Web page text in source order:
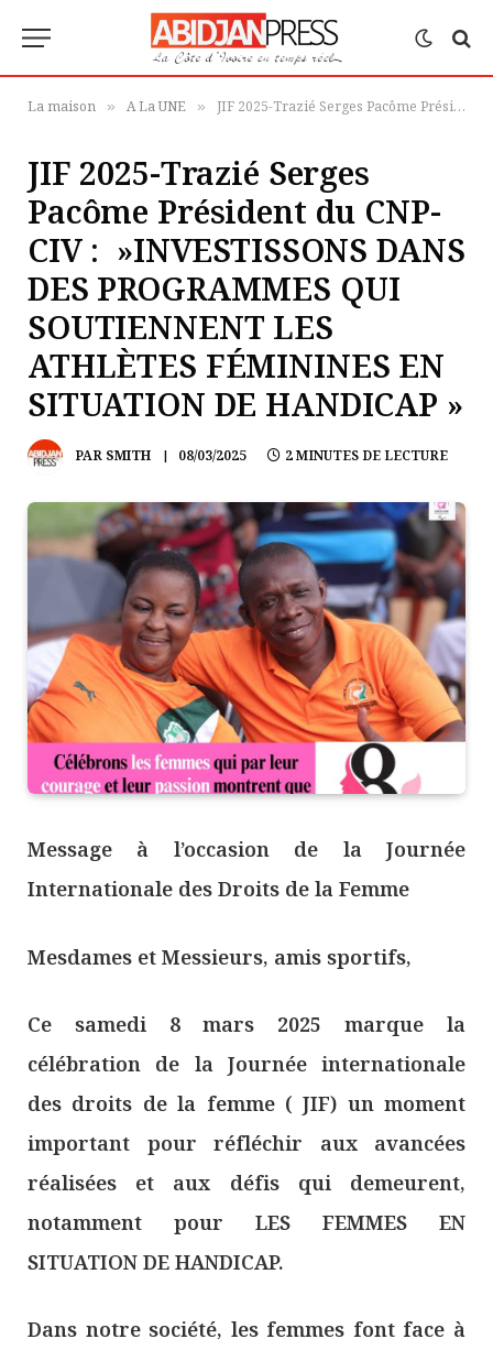
La maison » A La UNE » JIF 2025-Trazié Serges Pacôme Président du CNP-CIV : »INVESTISSONS DANS DES PROGRAMMES QUI SOUTIENNENT LES ATHLÈTES FÉMININES EN SITUATION DE HANDICAP »
JIF 2025-Trazié Serges
Pacôme Président du CNP-
CIV : »INVESTISSONS DANS
DES PROGRAMMES QUI
SOUTIENNENT LES
ATHLÈTES FÉMININES EN
SITUATION DE HANDICAP »
PAR SMITH 08/03/2025 2 MINUTES DE LECTURE
Message à l’occasion de la Journée
Internationale des Droits de la Femme
Mesdames et Messieurs, amis sportifs,
Ce samedi 8 mars 2025 marque la
célébration de la Journée internationale
des droits de la femme ( JIF) un moment
important pour réfléchir aux avancées
réalisées et aux défis qui demeurent,
notamment pour LES FEMMES EN
SITUATION DE HANDICAP.
Dans notre société, les femmes font face à